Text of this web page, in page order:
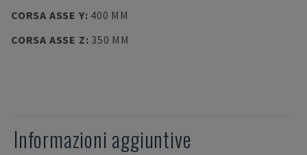
CORSA ASSE Y: 400 MM
CORSA ASSE Z: 350 MM
Informazioni aggiuntive